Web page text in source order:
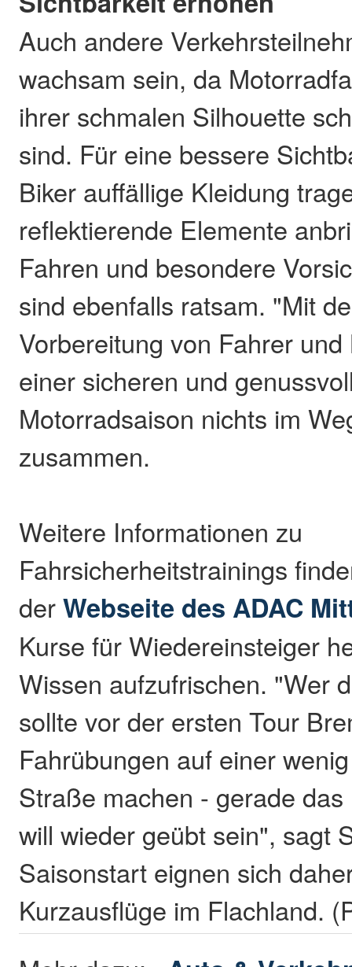
Auch andere
wachsam sein, da
ihrer schmalen Silhouette
sind. Für eine bessere
Biker auffällige Kleidung
reflektierende Elemente
Fahren und besondere
sind ebenfalls ratsam. "Mit
Vorbereitung von Fahrer
einer sicheren und
Motorradsaison nichts im
zusammen.
Weitere Informationen zu
Fahrsicherheitstrainings
derWebseite des ADAC
Kurse für Wiedereinsteiger
Wissen aufzufrischen. "Wer
sollte vor der ersten Tour
Fahrübungen auf einer
Straße machen - gerade
will wieder geübt sein", sagt
Saisonstart eignen sich
Kurzausflüge im Flachland.